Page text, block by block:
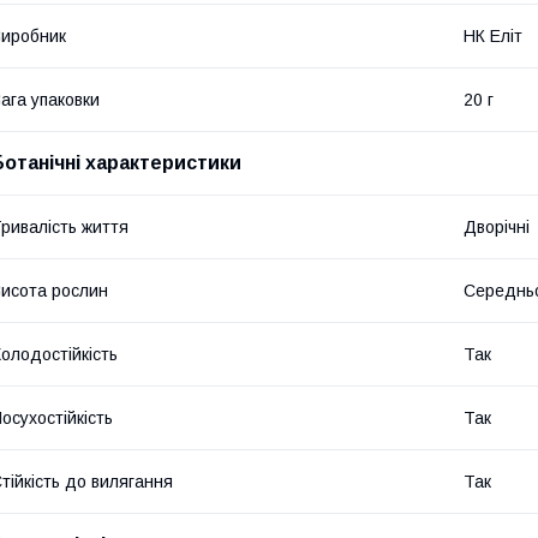
НК Еліт
упаковки 20 г
характеристики
життя Дворічні
рослин
Так
Так
до вилягання Так